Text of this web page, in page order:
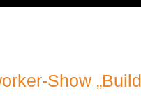
Show